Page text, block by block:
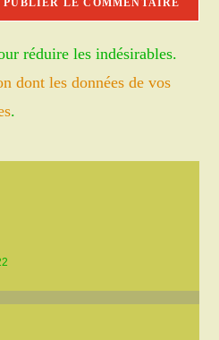
réduire les indésirables.
dont les données de vos
.